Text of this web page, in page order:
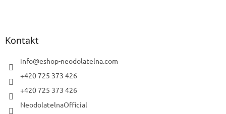
Kontakt
info@eshop-neodolatelna.com
+420 725 373 426
+420 725 373 426
NeodolatelnaOfficial